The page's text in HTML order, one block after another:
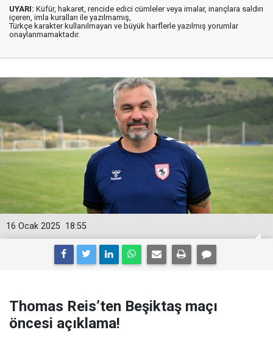
UYARI: Küfür, hakaret, rencide edici cümleler veya imalar, inançlara saldırı
içeren, imla kuralları ile yazılmamış,
Türkçe karakter kullanılmayan ve büyük harflerle yazılmış yorumlar
onaylanmamaktadır.
18:55
16 Ocak 2025
Thomas Reis’ten Beşiktaş maçı
öncesi açıklama!